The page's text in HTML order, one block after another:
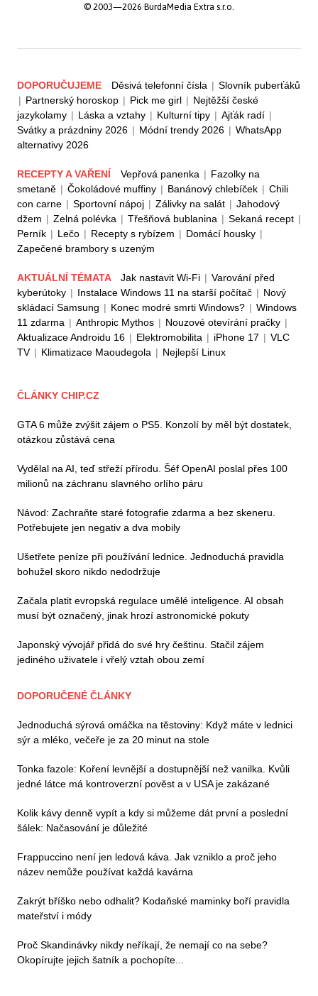
© 2003—2026 BurdaMedia Extra s.r.o.
DOPORUČUJEME Děsivá telefonní čísla | Slovník puberťáků
| Partnerský horoskop | Pick me girl | Nejtěžší české
jazykolamy | Láska a vztahy | Kulturní tipy | Ajťák radí |
Svátky a prázdniny 2026 | Módní trendy 2026 | WhatsApp
alternativy 2026
RECEPTY A VAŘENÍ Vepřová panenka | Fazolky na
smetaně | Čokoládové muffiny | Banánový chlebíček | Chili
con carne | Sportovní nápoj | Zálivky na salát | Jahodový
džem | Zelná polévka | Třešňová bublanina | Sekaná recept |
Perník | Lečo | Recepty s rybízem | Domácí housky |
Zapečené brambory s uzeným
AKTUÁLNÍ TÉMATA Jak nastavit Wi-Fi | Varování před
kyberútoky | Instalace Windows 11 na starší počítač | Nový
skládací Samsung | Konec modré smrti Windows? | Windows
11 zdarma | Anthropic Mythos | Nouzové otevírání pračky |
Aktualizace Androidu 16 | Elektromobilita | iPhone 17 | VLC
TV | Klimatizace Maoudegola | Nejlepší Linux
ČLÁNKY CHIP.CZ
GTA 6 může zvýšit zájem o PS5. Konzolí by měl být dostatek,
otázkou zůstává cena
Vydělal na AI, teď střeží přírodu. Šéf OpenAI poslal přes 100
milionů na záchranu slavného orlího páru
Návod: Zachraňte staré fotografie zdarma a bez skeneru.
Potřebujete jen negativ a dva mobily
Ušetřete peníze při používání lednice. Jednoduchá pravidla
bohužel skoro nikdo nedodržuje
Začala platit evropská regulace umělé inteligence. AI obsah
musí být označený, jinak hrozí astronomické pokuty
Japonský vývojář přidá do své hry češtinu. Stačil zájem
jediného uživatele i vřelý vztah obou zemí
DOPORUČENÉ ČLÁNKY
Jednoduchá sýrová omáčka na těstoviny: Když máte v lednici
sýr a mléko, večeře je za 20 minut na stole
Tonka fazole: Koření levnější a dostupnější než vanilka. Kvůli
jedné látce má kontroverzní pověst a v USA je zakázané
Kolik kávy denně vypít a kdy si můžeme dát první a poslední
šálek: Načasování je důležité
Frappuccino není jen ledová káva. Jak vzniklo a proč jeho
název nemůže používat každá kavárna
Zakrýt bříško nebo odhalit? Kodaňské maminky boří pravidla
mateřství i módy
Proč Skandinávky nikdy neříkají, že nemají co na sebe?
Okopírujte jejich šatník a pochopíte...